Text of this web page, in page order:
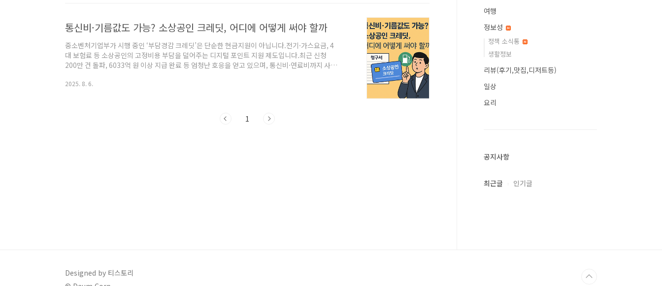
통신비·기름값도 가능? 소상공인 크레딧, 어디에 어떻게 써야 할까
중소벤처기업부가 시행 중인 ‘부담경감 크레딧’은 단순한 현금지원이 아닙니다.전기·가스요금, 4
대 보험료 등 소상공인의 고정비용 부담을 덜어주는 디지털 포인트 지원 제도입니다.최근 신청
200만 건 돌파, 6033억 원 이상 지급 완료 등 엄청난 호응을 얻고 있으며, 통신비·연료비까지 사용
지털 포인트)사용 방식: 등록한 카드로 공공요금 납부 시 자동 차감현금 아님, 공과금·보험료 전용
2025. 8. 6.
1
여행
정보성
정책 소식통
생활정보
리뷰(후기,맛집,디저트등)
일상
요리
공지사항
최근글 인기글
Designed by 티스토리